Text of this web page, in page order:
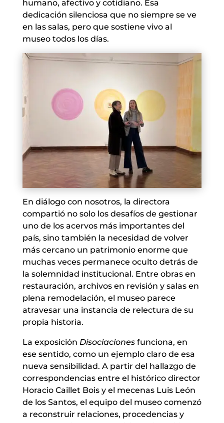
humano, afectivo y cotidiano. Esa
dedicación silenciosa que no siempre se ve
en las salas, pero que sostiene vivo al
museo todos los días.
En diálogo con nosotros, la directora
compartió no solo los desafíos de gestionar
uno de los acervos más importantes del
país, sino también la necesidad de volver
más cercano un patrimonio enorme que
muchas veces permanece oculto detrás de
la solemnidad institucional. Entre obras en
restauración, archivos en revisión y salas en
plena remodelación, el museo parece
atravesar una instancia de relectura de su
propia historia.
La exposición Disociacionesfunciona, en
ese sentido, como un ejemplo claro de esa
nueva sensibilidad. A partir del hallazgo de
correspondencias entre el histórico director
Horacio Caillet Bois y el mecenas Luis León
de los Santos, el equipo del museo comenzó
a reconstruir relaciones, procedencias y